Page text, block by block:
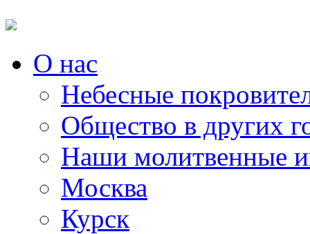
О нас
Небесные
Общество в других
Наши молитвенные
Москва
Курск